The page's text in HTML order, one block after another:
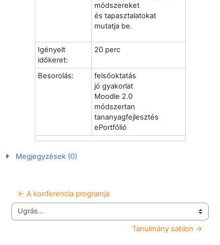
módszereket
és tapasztalatokat
mutatja be.
Igényelt
időkeret:
20 perc
Besorolás:
felsőoktatás
jó gyakorlat
Moodle 2.0
módszertan
tananyagfejlesztés
ePortfólió
Megjegyzések (0)
← A konferencia programja
Ugrás...
Tanulmány sablon →